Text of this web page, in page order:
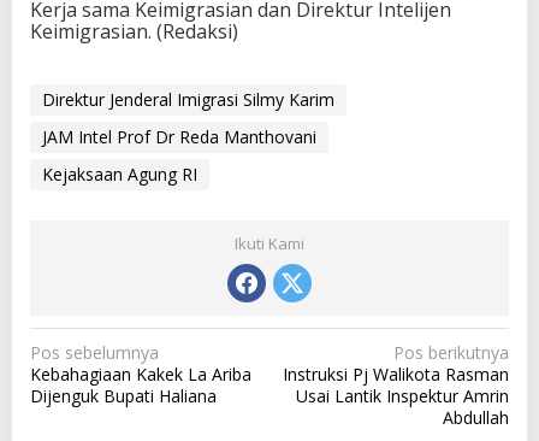
Kerja sama Keimigrasian dan Direktur Intelijen
Keimigrasian. (Redaksi)
Direktur Jenderal Imigrasi Silmy Karim
JAM Intel Prof Dr Reda Manthovani
Kejaksaan Agung RI
Ikuti Kami
N
a
v
Pos sebelumnya
Kebahagiaan Kakek La Ariba
Dijenguk Bupati Haliana
Pos berikutnya
Instruksi Pj Walikota Rasman
Usai Lantik Inspektur Amrin
Abdullah